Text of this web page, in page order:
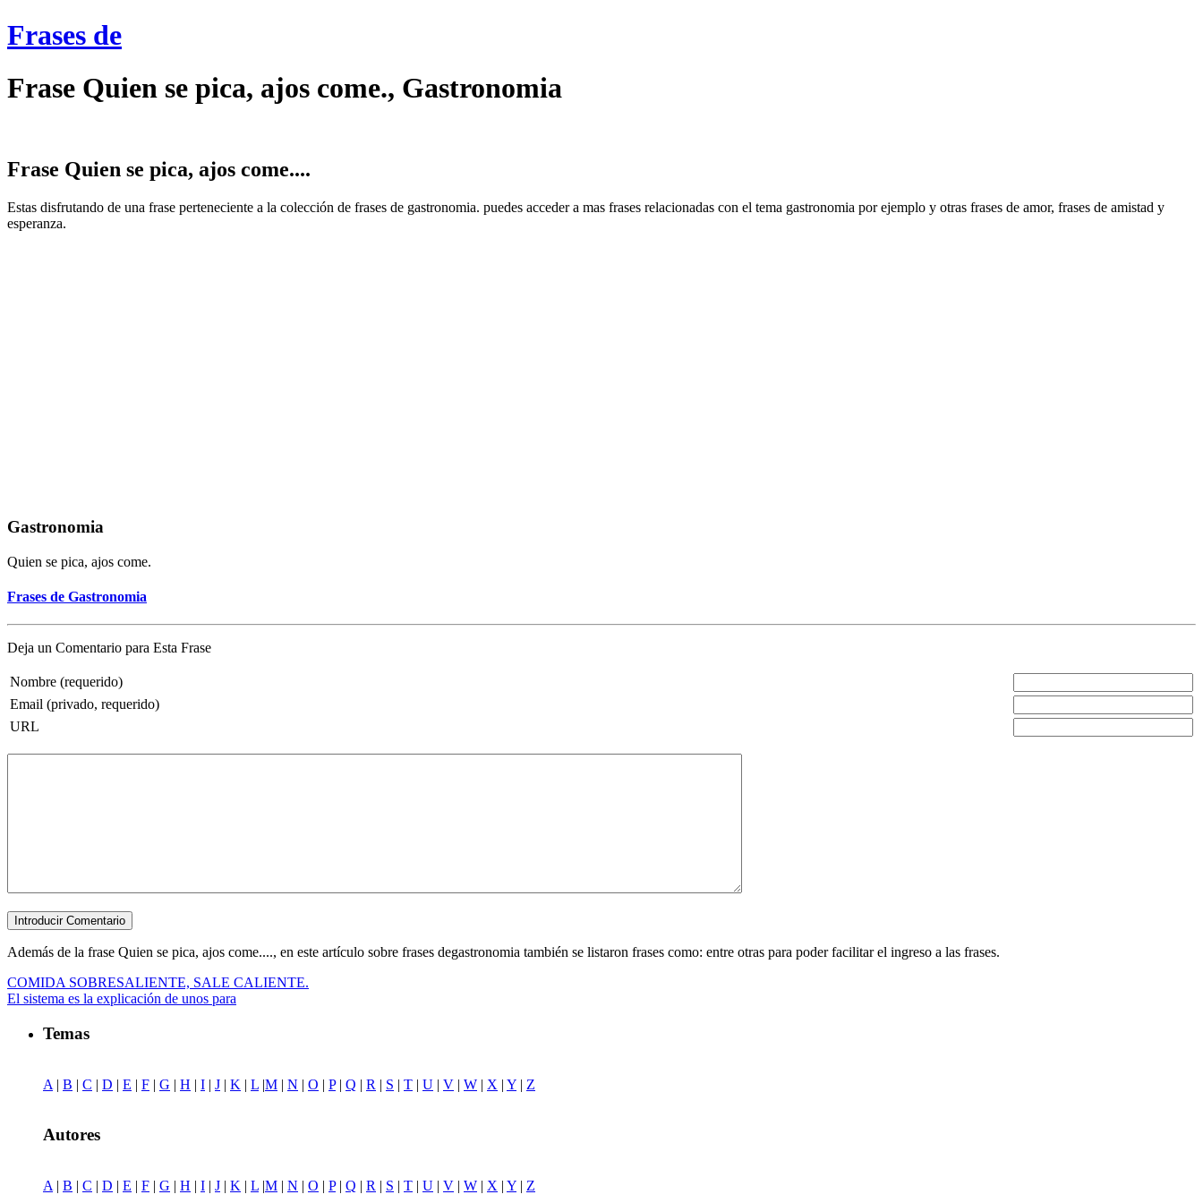
Frases de
Frase Quien se pica, ajos come., Gastronomia
Frase Quien se pica, ajos come....
Estas disfrutando de una frase perteneciente a la colección de frases de gastronomia. puedes acceder a mas frases relacionadas con el tema gastronomia por ejemplo y otras frases de amor, frases de amistad y
esperanza.
Gastronomia
Quien se pica, ajos come.
Frases de Gastronomia
Deja un Comentario para Esta Frase
Nombre (requerido)
Email (privado, requerido)
URL
Además de la frase Quien se pica, ajos come...., en este artículo sobre frases degastronomia también se listaron frases como: entre otras para poder facilitar el ingreso a las frases.
COMIDA SOBRESALIENTE, SALE CALIENTE.
El sistema es la explicación de unos para
Temas
A | B | C | D | E | F | G | H | I | J | K | L |M | N | O | P| Q | R | S | T | U | V | W | X | Y | Z
Autores
A | B | C | D | E | F | G | H | I | J | K | L |M | N | O | P| Q | R | S | T | U | V | W | X | Y | Z